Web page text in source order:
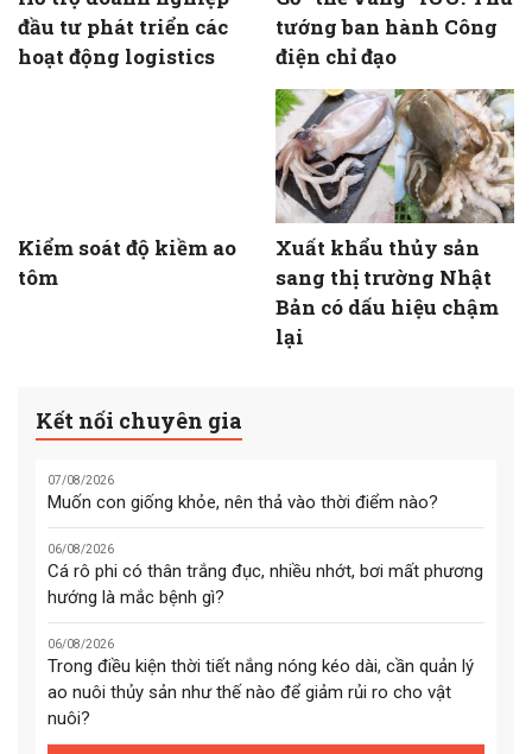
đầu tư phát triển các
hoạt động logistics
tướng ban hành Công
điện chỉ đạo
Kiểm soát độ kiềm ao
tôm
Xuất khẩu thủy sản
sang thị trường Nhật
Bản có dấu hiệu chậm
lại
Kết nối chuyên gia
07/08/2026
Muốn con giống khỏe, nên thả vào thời điểm nào?
06/08/2026
Cá rô phi có thân trắng đục, nhiều nhớt, bơi mất phương
hướng là mắc bệnh gì?
06/08/2026
Trong điều kiện thời tiết nắng nóng kéo dài, cần quản lý
ao nuôi thủy sản như thế nào để giảm rủi ro cho vật
nuôi?